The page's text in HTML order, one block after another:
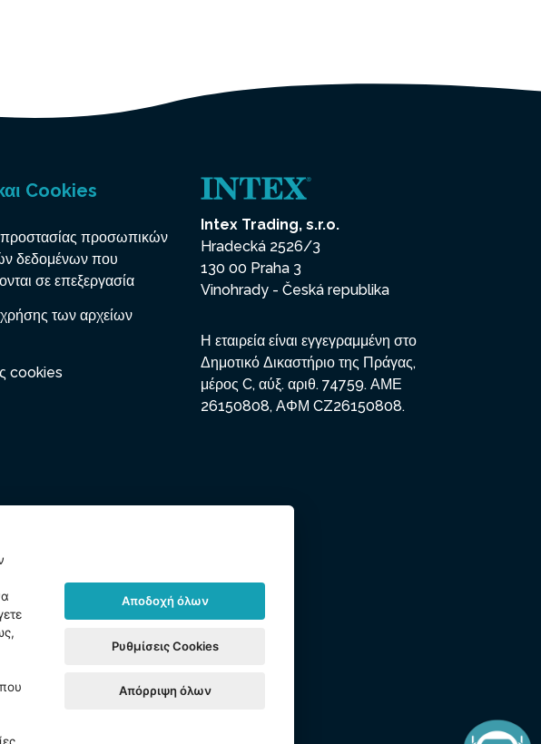
Cookies
προστασίας προσωπικών
δεδομένων που
σε επεξεργασία
των αρχείων
cookies
Intex Trading, s.r.o.
Hradecká 2526/3
130 00 Praha 3
Vinohrady - Česká republika
Η εταιρεία είναι εγγεγραμμένη στο
Δημοτικό Δικαστήριο της Πράγας,
μέρος C, αύξ. αριθ. 74759. ΑΜΕ
26150808, ΑΦΜ CZ26150808.
Αποδοχή όλων
Ρυθμίσεις Cookies
Απόρριψη όλων